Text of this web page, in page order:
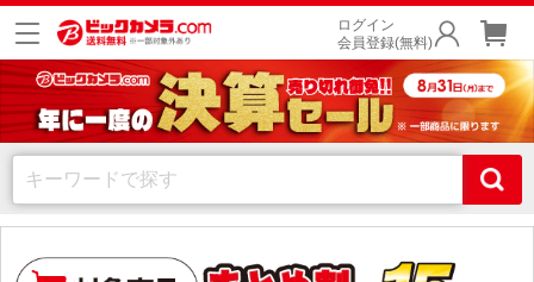
ログイン
会員登録(無料)